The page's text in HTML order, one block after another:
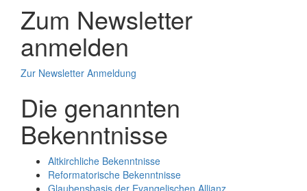
Zum Newsletter
anmelden
Zur Newsletter Anmeldung
Die genannten
Bekenntnisse
Altkirchliche Bekenntnisse
Reformatorische Bekenntnisse
Glaubensbasis der Evangelischen Allianz